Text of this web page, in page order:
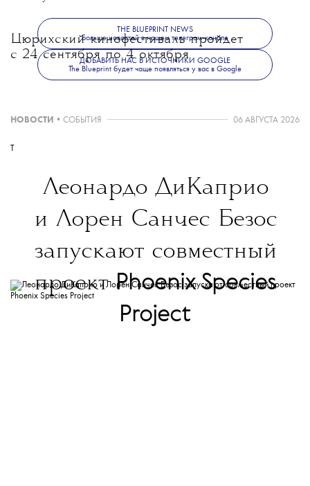
Цюрихский кинофестиваль пройдет
с 24 сентября по 4 октября.
THE BLUEPRINT NEWS
Больше новостей в нашем телеграм-канале
ДОБАВИТЬ НАС В ИСТОЧНИКИ GOOGLE
The Blueprint будет чаще появляться у вас в Google
НОВОСТИ • СОБЫТИЯ 06 АВГУСТА 2026
T
Леонардо ДиКаприо
и Лорен Санчес Безос
запускают совместный
проектPhoenix Species
Project